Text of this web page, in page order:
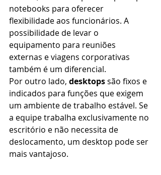
notebooks para oferecer
flexibilidade aos funcionários. A
possibilidade de levar o
equipamento para reuniões
externas e viagens corporativas
também é um diferencial.
Por outro lado, desktops são fixos e
indicados para funções que exigem
um ambiente de trabalho estável. Se
a equipe trabalha exclusivamente no
escritório e não necessita de
deslocamento, um desktop pode ser
mais vantajoso.